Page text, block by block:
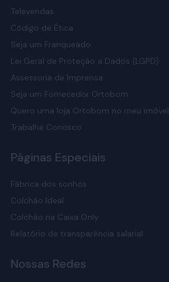
Televendas
Código de Ética
Seja um Franqueado
Lei Geral de Proteção a Dados (LGPD)
Assessoria de Imprensa
Seja um Fornecedor Ortobom
Quero uma loja Ortobom no meu imóvel
Trabalhe Conosco
Páginas Especiais
Fábrica dos sonhos
Colchão Ideal
Colchão na Caixa Only
Relatório de transparência salarial
Nossas Redes